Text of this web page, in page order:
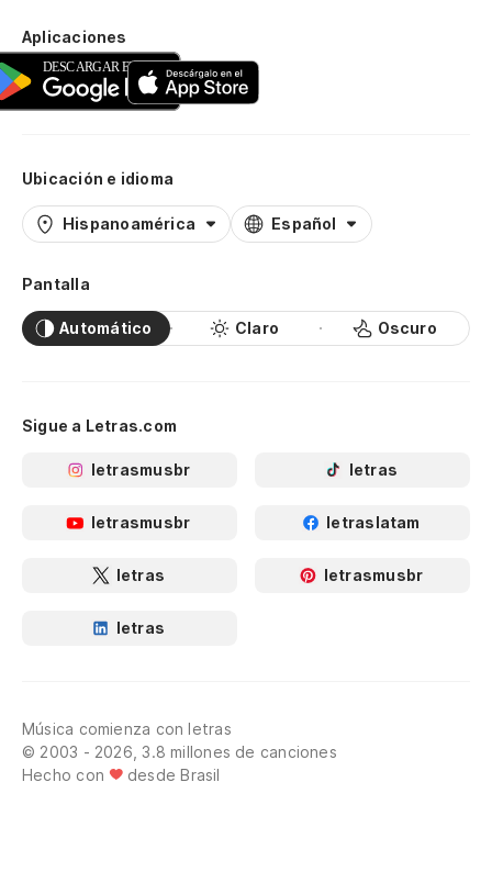
Aplicaciones
Ubicación e idioma
Hispanoamérica Español
Pantalla
Automático Claro Oscuro
Sigue a Letras.com
letrasmusbr letras
letrasmusbr letraslatam
letras letrasmusbr
letras
Música comienza con letras
© 2003 - 2026, 3.8 millones de canciones
Hecho con
desde Brasil